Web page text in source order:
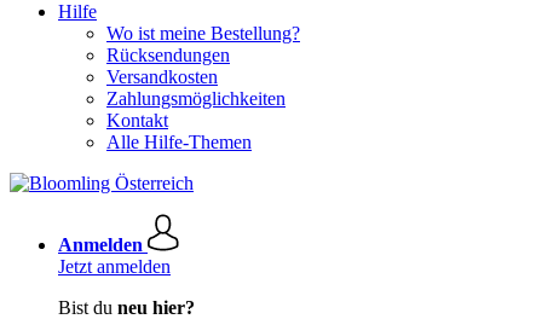
Hilfe
Wo ist meine Bestellung?
Rücksendungen
Versandkosten
Zahlungsmöglichkeiten
Kontakt
Alle Hilfe-Themen
Anmelden
Jetzt anmelden
Bist du neu hier?